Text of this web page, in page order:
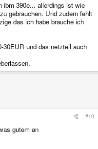
ibm 390e... allerdings ist wie
gebrauchen. Und zudem fehlt
das ich habe brauche ich
und das netzteil auch
#10
gutem an